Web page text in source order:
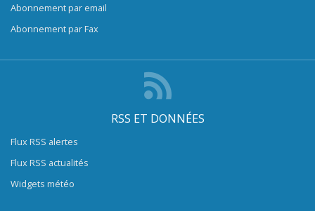
Abonnement par email
Abonnement par Fax
RSS ET DONNÉES
Flux RSS alertes
Flux RSS actualités
Widgets météo